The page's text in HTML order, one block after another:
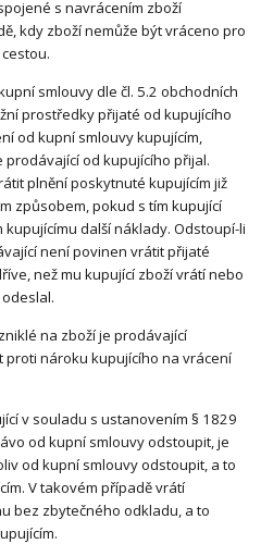
s navrácením zboží
kdy zboží nemůže být vráceno pro
smlouvy dle čl. 5.2 obchodních
prostředky přijaté od kupujícího
od kupní smlouvy kupujícím,
prodávající od kupujícího přijal.
plnění poskytnuté kupujícím již
způsobem, pokud s tím kupující
další náklady. Odstoupí-li
není povinen vrátit přijaté
než mu kupující zboží vrátí nebo
na zboží je prodávající
nároku kupujícího na vrácení
v souladu s ustanovením § 1829
od kupní smlouvy odstoupit, je
od kupní smlouvy odstoupit, a to
V takovém případě vrátí
bez zbytečného odkladu, a to